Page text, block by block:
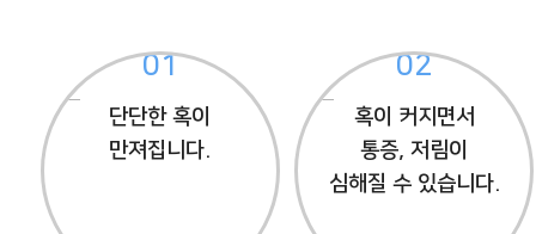
01
단단한 혹이
만져집니다.
02
혹이 커지면서
통증, 저림이
심해질 수 있습니다.